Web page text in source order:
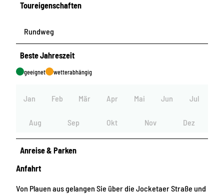
Toureigenschaften
Rundweg
Beste Jahreszeit
geeignet wetterabhängig
Jan Feb Mär Apr Mai Jun Jul
Aug Sep Okt Nov Dez
Anreise & Parken
Anfahrt
Von Plauen aus gelangen Sie über die Jocketaer Straße und